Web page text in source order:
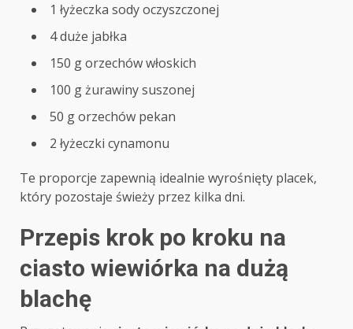
1 łyżeczka sody oczyszczonej
4 duże jabłka
150 g orzechów włoskich
100 g żurawiny suszonej
50 g orzechów pekan
2 łyżeczki cynamonu
Te proporcje zapewnią idealnie wyrośnięty placek,
który pozostaje świeży przez kilka dni.
Przepis krok po kroku na
ciasto wiewiórka na dużą
blachę